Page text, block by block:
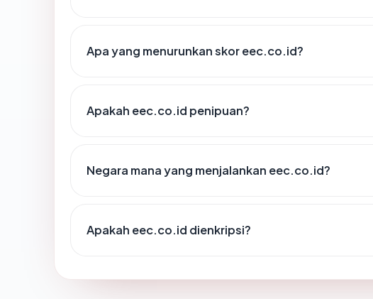
Apa yang menurunkan skor eec.co.id?
Apakah eec.co.id penipuan?
Negara mana yang menjalankan eec.co.id?
Apakah eec.co.id dienkripsi?